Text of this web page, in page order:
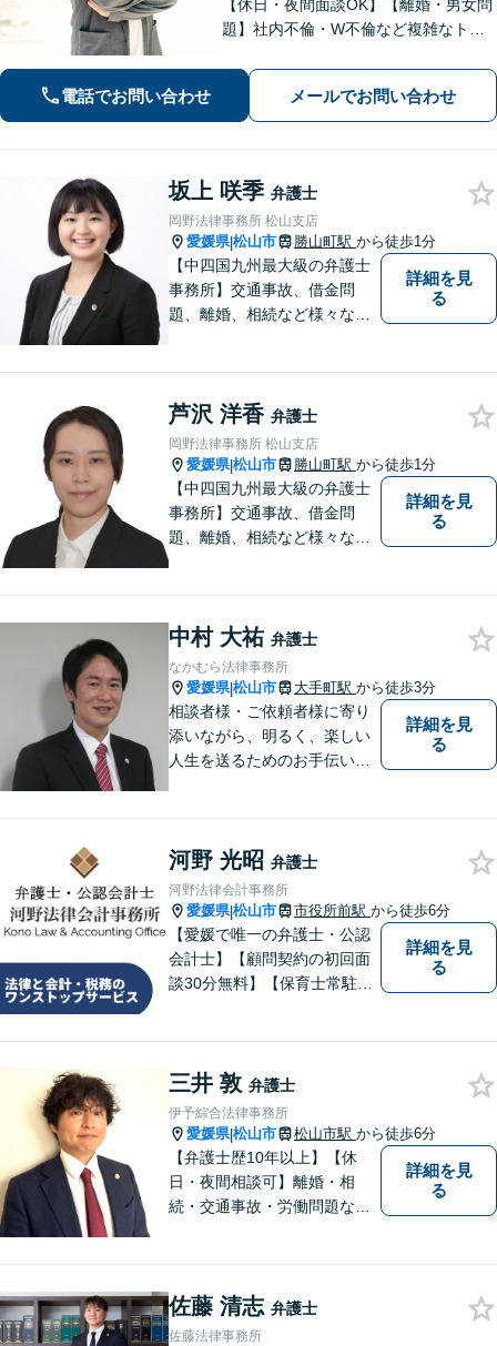
【休日・夜間面談OK】【離婚・男女問
題】社内不倫・W不倫など複雑なトラ
求や退職代行もお受けします。【刑事
事件】刑事事件は１分１秒が勝負で
す。迅速に対応します。
電話でお問い合わせ メールでお問い合わせ
坂上 咲季 弁護士
岡野法律事務所 松山支店
愛媛県|松山市 勝山町駅 から徒歩1分
【中四国九州最大級の弁護士
事務所】交通事故、借金問
題、離婚、相続など様々な問
い！
詳細を見
る
芦沢 洋香 弁護士
岡野法律事務所 松山支店
愛媛県|松山市 勝山町駅 から徒歩1分
【中四国九州最大級の弁護士
事務所】交通事故、借金問
題、離婚、相続など様々な問
い！
詳細を見
る
中村 大祐 弁護士
なかむら法律事務所
愛媛県|松山市 大手町駅 から徒歩3分
相談者様・ご依頼者様に寄り
添いながら、明るく、楽しい
人生を送るためのお手伝いを
詳細を見
る
河野 光昭 弁護士
河野法律会計事務所
愛媛県|松山市 市役所前駅 から徒歩6分
【愛媛で唯一の弁護士・公認
会計士】【顧問契約の初回面
談30分無料】【保育士常駐】
せください。
詳細を見
る
三井 敦 弁護士
伊予綜合法律事務所
愛媛県|松山市 松山市駅 から徒歩6分
【弁護士歴10年以上】【休
日・夜間相談可】離婚・相
続・交通事故・労働問題など
指します【オンライン相談
可】【松山市駅徒歩8分】
詳細を見
る
佐藤 清志 弁護士
佐藤法律事務所